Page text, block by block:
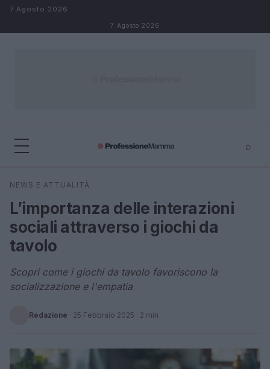
Salta al contenuto
7 Agosto 2026
7 Agosto 2026
⌕
Cerca
NEWS E ATTUALITÀ
L’importanza delle interazioni
sociali attraverso i giochi da
tavolo
Scopri come i giochi da tavolo favoriscono la
socializzazione e l'empatia
Redazione · 25 Febbraio 2025 · 2 min